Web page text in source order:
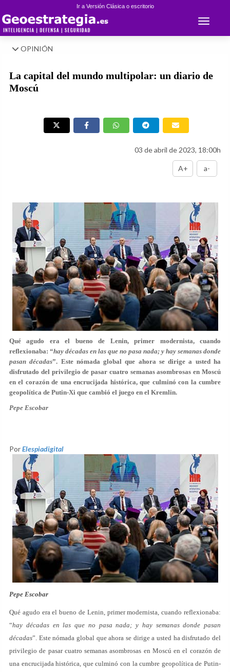
Ir a Versión Clásica o escritorio
Toggle
OPINIÓN
La capital del mundo multipolar: un diario de
Moscú
03 de abril de 2023, 18:00h
A+ a-
Qué agudo era el bueno de Lenin, primer modernista, cuando
reflexionaba: “hay décadas en las que no pasa nada; y hay semanas donde
pasan décadas”. Este nómada global que ahora se dirige a usted ha
disfrutado del privilegio de pasar cuatro semanas asombrosas en Moscú
en el corazón de una encrucijada histórica, que culminó con la cumbre
geopolítica de Putin-Xi que cambió el juego en el Kremlin.
Pepe Escobar
PorElespiadigital
Pepe Escobar
Qué agudo era el bueno de Lenin, primer modernista, cuando reflexionaba:
“hay décadas en las que no pasa nada; y hay semanas donde pasan
décadas”. Este nómada global que ahora se dirige a usted ha disfrutado del
privilegio de pasar cuatro semanas asombrosas en Moscú en el corazón de
una encrucijada histórica, que culminó con la cumbre geopolítica de Putin-